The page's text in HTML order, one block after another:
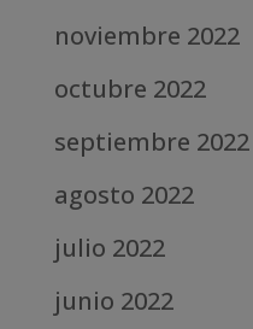
noviembre 2022
octubre 2022
septiembre 2022
agosto 2022
julio 2022
junio 2022